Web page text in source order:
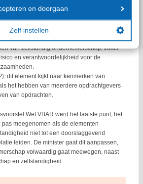
en doorgaan
Zelf instellen
werkinhoudelijke en organisatorische
richt zich op signalen die wijzen op
binnen de arbeidsrelatie. Hierbij wordt
van zelfstandig ondernemerschap, zoals
en verantwoordelijkheid voor de
dit element kijkt naar kenmerken van
het hebben van meerdere opdrachtgevers
van opdrachten.
Wet VBAR werd het laatste punt, het
meegenomen als de elementen
niet tot een doorslaggevend
leiden. De minister gaat dit aanpassen,
volwaardig gaat meewegen, naast
en zelfstandigheid.